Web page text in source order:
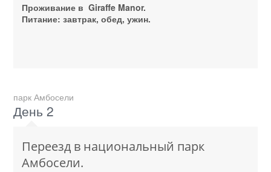
Проживание в Giraffe Manor.
Питание: завтрак, обед, ужин.
парк Амбосели
День 2
Переезд в национальный парк
Амбосели.